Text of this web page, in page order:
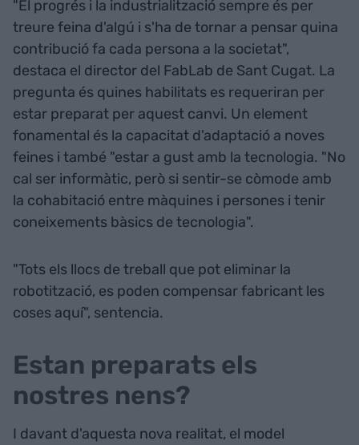
"El progrés i la industrialització sempre és per
treure feina d'algú i s'ha de tornar a pensar quina
contribució fa cada persona a la societat",
destaca el director del FabLab de Sant Cugat. La
pregunta és quines habilitats es requeriran per
estar preparat per aquest canvi. Un element
fonamental és la capacitat d'adaptació a noves
feines i també "estar a gust amb la tecnologia. "No
cal ser informàtic, però si sentir-se còmode amb
la cohabitació entre màquines i persones i tenir
coneixements bàsics de tecnologia".
"Tots els llocs de treball que pot eliminar la
robotització, es poden compensar fabricant les
coses aquí", sentencia.
Estan preparats els
nostres nens?
I davant d'aquesta nova realitat, el model